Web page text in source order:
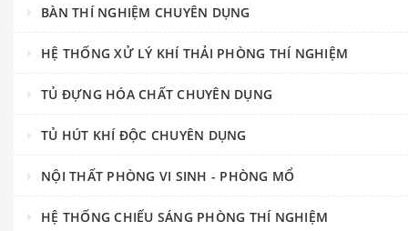
BÀN THÍ NGHIỆM CHUYÊN DỤNG
HỆ THỐNG XỬ LÝ KHÍ THẢI PHÒNG THÍ NGHIỆM
TỦ ĐỰNG HÓA CHẤT CHUYÊN DỤNG
TỦ HÚT KHÍ ĐỘC CHUYÊN DỤNG
NỘI THẤT PHÒNG VI SINH - PHÒNG MỔ
HỆ THỐNG CHIẾU SÁNG PHÒNG THÍ NGHIỆM